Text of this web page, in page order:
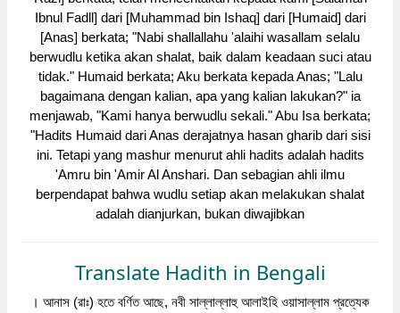
Ibnul Fadll] dari [Muhammad bin Ishaq] dari [Humaid] dari
[Anas] berkata; "Nabi shallallahu 'alaihi wasallam selalu
berwudlu ketika akan shalat, baik dalam keadaan suci atau
tidak." Humaid berkata; Aku berkata kepada Anas; "Lalu
bagaimana dengan kalian, apa yang kalian lakukan?" ia
menjawab, "Kami hanya berwudlu sekali." Abu Isa berkata;
"Hadits Humaid dari Anas derajatnya hasan gharib dari sisi
ini. Tetapi yang mashur menurut ahli hadits adalah hadits
'Amru bin 'Amir Al Anshari. Dan sebagian ahli ilmu
berpendapat bahwa wudlu setiap akan melakukan shalat
adalah dianjurkan, bukan diwajibkan
Translate Hadith in Bengali
। আনাস (রাঃ) হতে বর্ণিত আছে, নবী সাল্লাল্লাহু আলাইহি ওয়াসাল্লাম প্রত্যেক